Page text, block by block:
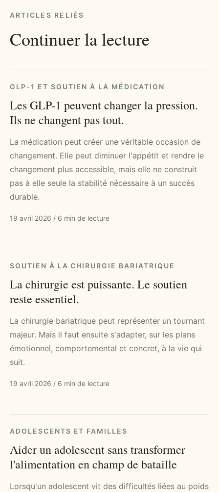
ARTICLES RELIÉS
Continuer la lecture
GLP-1 ET SOUTIEN À LA MÉDICATION
Les GLP-1 peuvent changer la pression.
Ils ne changent pas tout.
La médication peut créer une véritable occasion de
changement. Elle peut diminuer l'appétit et rendre le
changement plus accessible, mais elle ne construit
pas à elle seule la stabilité nécessaire à un succès
durable.
19 avril 2026 / 6 min de lecture
SOUTIEN À LA CHIRURGIE BARIATRIQUE
La chirurgie est puissante. Le soutien
reste essentiel.
La chirurgie bariatrique peut représenter un tournant
majeur. Mais il faut ensuite s'adapter, sur les plans
émotionnel, comportemental et concret, à la vie qui
suit.
19 avril 2026 / 6 min de lecture
ADOLESCENTS ET FAMILLES
Aider un adolescent sans transformer
l'alimentation en champ de bataille
Lorsqu'un adolescent vit des difficultés liées au poids